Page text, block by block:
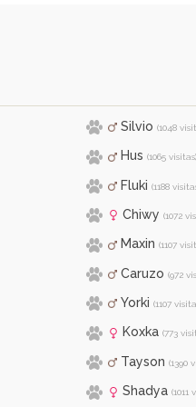
Silvio (1048
Hus (1065 visitas)
Fluki (1188
Chiwy (1072
Maxin (1107
Caruzo (972
Yorki (1107
Koxka (773
Tayson (1390
Shadya (1011